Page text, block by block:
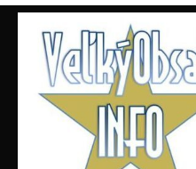
Skip
content